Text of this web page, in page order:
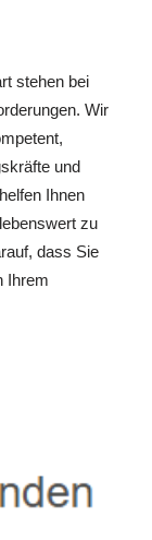
stehen bei
Wir
und
Ihnen
zu
dass Sie
Ihrem